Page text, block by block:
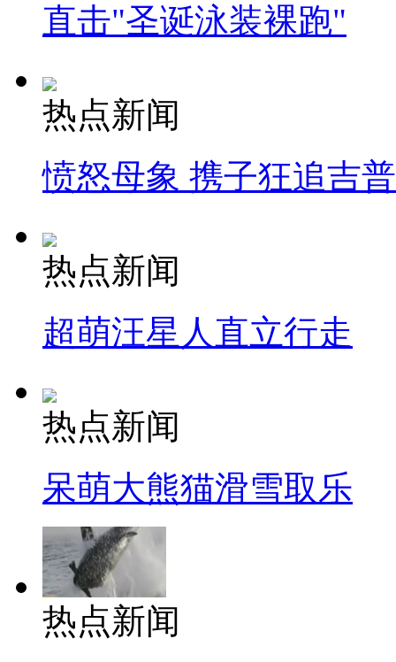
直击"圣诞泳装裸跑"
热点新闻
愤怒母象 携子狂追吉
热点新闻
超萌汪星人直立行走
热点新闻
呆萌大熊猫滑雪取乐
热点新闻